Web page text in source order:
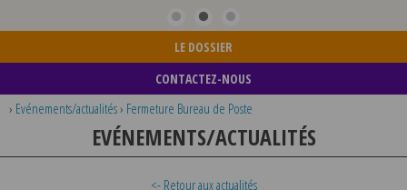
LE DOSSIER
CONTACTEZ-NOUS
› Evénements/actualités› Fermeture Bureau de Poste
EVÉNEMENTS/ACTUALITÉS
<- Retour aux actualités